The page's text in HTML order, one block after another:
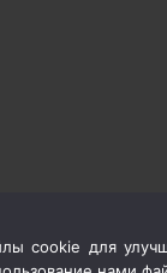
cookie для